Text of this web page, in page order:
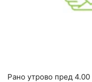
Рано утрово пред